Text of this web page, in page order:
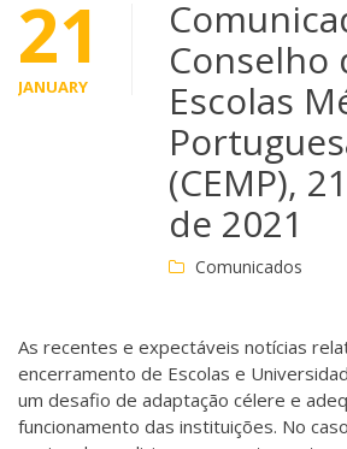
21
JANUARY
Conselho
Escolas
(CEMP),
de 2021
Comunicados
As recentes e expectáveis notícias
encerramento de Escolas e
um desafio de adaptação célere e
funcionamento das instituições. No